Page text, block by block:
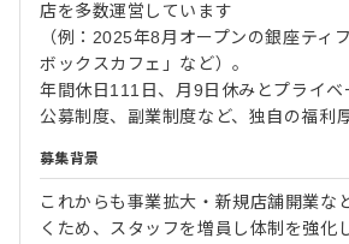
店を多数運営しています
（例：2025年8月オープンの銀座ティ
ボックスカフェ」など）。
年間休日111日、月9日休みとプライベ
公募制度、副業制度など、独自の福利
募集背景
これからも事業拡大・新規店舗開業な
くため、スタッフを増員し体制を強化